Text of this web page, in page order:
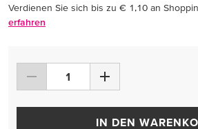
Verdienen Sie sich bis zu € 1,10 an
erfahren
IN DEN